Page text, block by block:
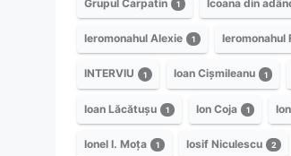
Grupul Carpatin 1 Icoana din
Ieromonahul Alexie 1 Ieromonahul
INTERVIU 1 Ioan Cișmileanu 1
Ioan Lăcătușu 1 Ion Coja 1
Ionel I. Moța 1 Iosif Niculescu 2